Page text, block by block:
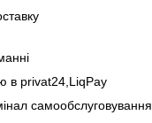
в privat24,LiqPay
самообслуговування